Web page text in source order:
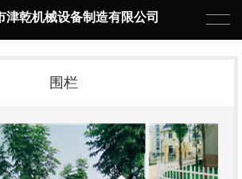
津乾机械设备制造有限公司
围栏